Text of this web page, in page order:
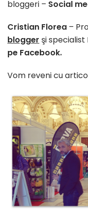
bloggeri – Social
Cristian Florea –
blogger şi
pe Facebook.
Vom reveni cu